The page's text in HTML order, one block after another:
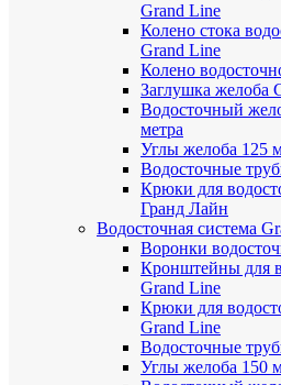
Grand Line
Колено стока
Grand Line
Колено
Заглушка желоба
Водосточный
метра
Углы желоба 125
Водосточные
Крюки для
Гранд Лайн
Водосточная система
Воронки
Кронштейны для
Grand Line
Крюки для
Grand Line
Водосточные
Углы желоба 150